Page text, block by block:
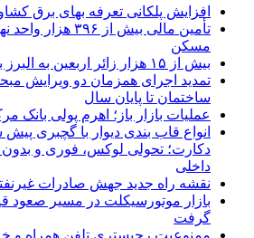
افزایش پلکانی تعرفه بهای برق
تأمین مالی بیش از
مسکن
بیش از ۱۵ هزار زائر اربعین به البرز بازگشتند
ساختمان تا پایان سال
عملیات بازار باز؛ اهرم پولی بانک
انواع قاب بندی دیوار با گچبری پیش
دکارت؛ تحولی لوکس، فوری و
داخلی
نقشه راه جدید جهش صادرات
بازار موتورسیکلت در مسیر صعود
گرفت
ممنوعیت رجیستری تلفن همراه و